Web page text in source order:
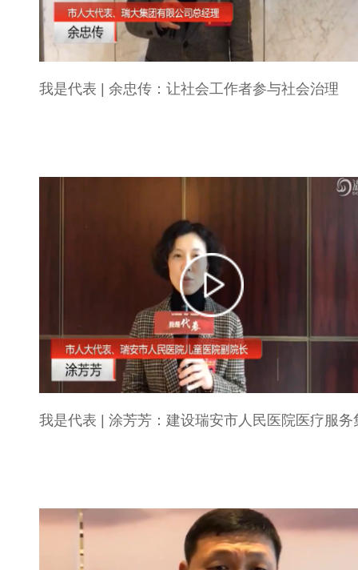
我是代表 | 余忠传：让社会工作者参与社会治理
我是代表 | 涂芳芳：建设瑞安市人民医院医疗服务